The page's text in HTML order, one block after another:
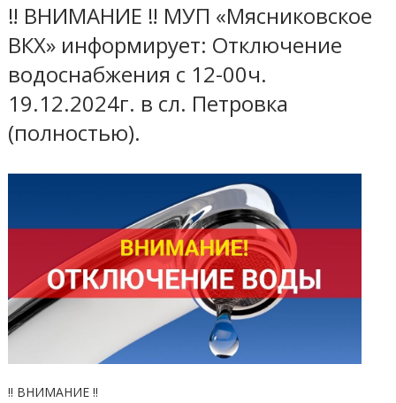
‼️ ВНИМАНИЕ ‼️ МУП «Мясниковское
ВКХ» информирует: Отключение
водоснабжения с 12-00ч.
19.12.2024г. в сл. Петровка
(полностью).
‼️ ВНИМАНИЕ ‼️